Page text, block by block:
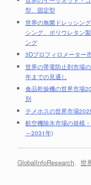
型、固定型
世界の無菌ドレッシン
シング、ポリウレタン
ング
3Dプロフィロメーター
世界の帯電防止剤市場
年までの見通し
食品乾燥機の世界市場
別
テメホスの世界市場
航空機除氷市場の規模
～2031年)
GlobalInfoResearch、 世